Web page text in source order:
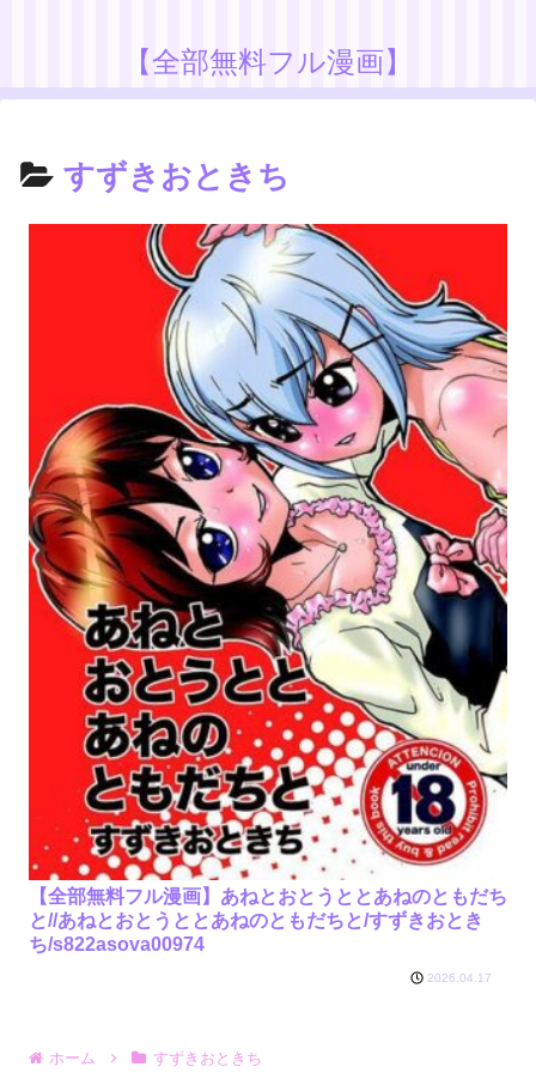
【全部無料フル漫画】
すずきおときち
【全部無料フル漫画】あねとおとうととあねのともだち
と//あねとおとうととあねのともだちと/すずきおとき
ち/s822asova00974
2026.04.17
ホーム すずきおときち